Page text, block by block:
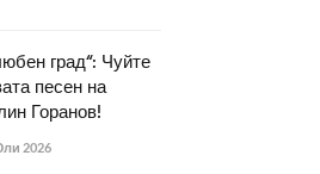
град“: Чуйте
песен на
Горанов!
2026